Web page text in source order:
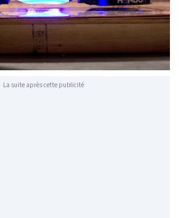
La suite après cette publicité